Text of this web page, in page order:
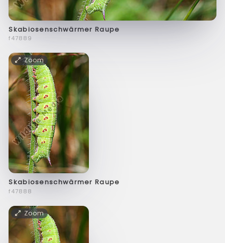
Skabiosenschwärmer Raupe
f47889
Zoom
Skabiosenschwärmer Raupe
f47888
Zoom